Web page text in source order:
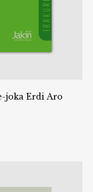
joka Erdi Aro